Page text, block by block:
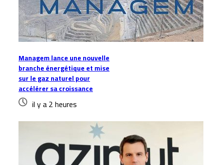
Managem lance une nouvelle
branche énergétique et mise
sur le gaz naturel pour
accélérer sa croissance
il y a 2 heures